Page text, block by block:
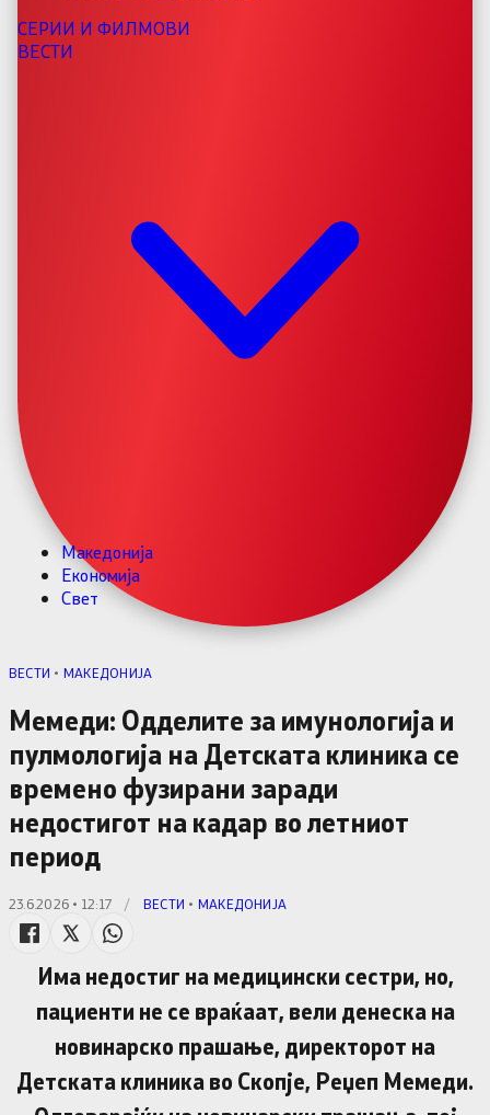
СЕРИИ И ФИЛМОВИ
ВЕСТИ
Македонија
Економија
Свет
ВЕСТИ • МАКЕДОНИЈА
Мемеди: Одделите за имунологија и
пулмологија на Детската клиника се
времено фузирани заради
недостигот на кадар во летниот
период
23.6.2026 • 12:17 / ВЕСТИ • МАКЕДОНИЈА
Има недостиг на медицински сестри, но,
пациенти не се враќаат, вели денеска на
новинарско прашање, директорот на
Детската клиника во Скопје, Реџеп Мемеди.